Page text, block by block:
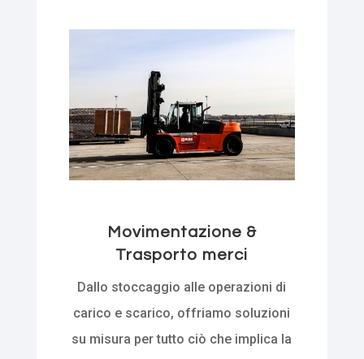
Movimentazione &
Trasporto merci
Dallo stoccaggio alle operazioni di
carico e scarico, offriamo soluzioni
su misura per tutto ciò che implica la